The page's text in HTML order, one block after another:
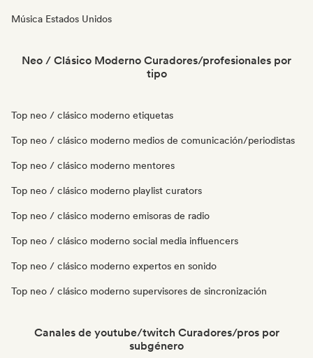
Música Estados Unidos
Neo / Clásico Moderno Curadores/profesionales por
tipo
Top neo / clásico moderno etiquetas
Top neo / clásico moderno medios de comunicación/periodistas
Top neo / clásico moderno mentores
Top neo / clásico moderno playlist curators
Top neo / clásico moderno emisoras de radio
Top neo / clásico moderno social media influencers
Top neo / clásico moderno expertos en sonido
Top neo / clásico moderno supervisores de sincronización
Canales de youtube/twitch Curadores/pros por
subgénero